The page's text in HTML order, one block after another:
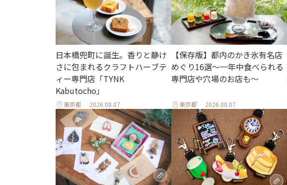
日本橋兜町に誕生。香りと静け
さに包まれるクラフトハーブテ
ィー専門店「TYNK
Kabutocho」
東京都 2026.08.07
【保存版】都内のかき氷有名店
めぐり16選～一年中食べられる
専門店や穴場のお店も～
東京都 2026.08.07